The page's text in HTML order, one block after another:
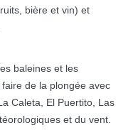
bière et vin) et
baleines et les
de la plongée avec
Caleta, El Puertito, Las
et du vent.